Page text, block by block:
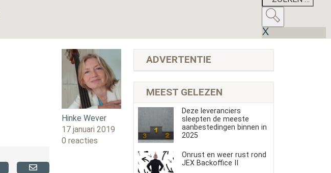
ONRUST EN
Hinke Wever
17 januari 2019
0 reacties
ADVERTENTIE
MEEST GELEZEN
Deze leveranciers
sleepten de meeste
aanbestedingen binnen in
2025
Onrust en weer rust rond
JEX Backoffice II